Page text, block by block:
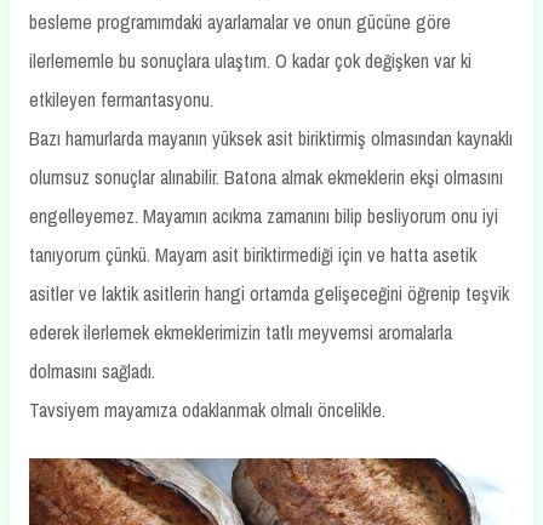
besleme programımdaki ayarlamalar ve onun gücüne göre
ilerlememle bu sonuçlara ulaştım. O kadar çok değişken var ki
etkileyen fermantasyonu.
Bazı hamurlarda mayanın yüksek asit biriktirmiş olmasından kaynaklı
olumsuz sonuçlar alınabilir. Batona almak ekmeklerin ekşi olmasını
engelleyemez. Mayamın acıkma zamanını bilip besliyorum onu iyi
tanıyorum çünkü. Mayam asit biriktirmediği için ve hatta asetik
asitler ve laktik asitlerin hangi ortamda gelişeceğini öğrenip teşvik
ederek ilerlemek ekmeklerimizin tatlı meyvemsi aromalarla
dolmasını sağladı.
Tavsiyem mayamıza odaklanmak olmalı öncelikle.